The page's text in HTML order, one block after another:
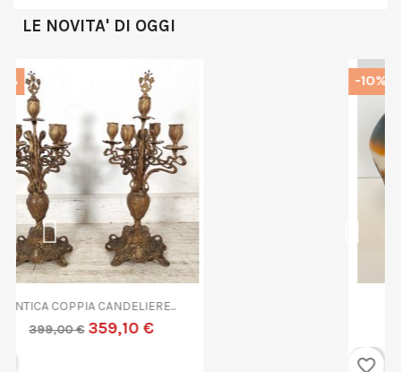
LE NOVITA' DI OGGI
ANTICA COPPA VETRO...
799,00 €